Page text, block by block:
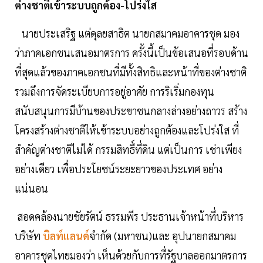
ต่างชาติเข้าระบบถูกต้อง-โปร่งใส
นายประเสริฐ แต่ดุลยสาธิต นายกสมาคมอาคารชุด มอง
ว่าภาคเอกชนเสนอมาตรการ ครั้งนี้เป็นข้อเสนอที่รอบด้าน
ที่สุดแล้วของภาคเอกชนที่มีทั้งสิทธิและหน้าที่ของต่างชาติ
รวมถึงการจัดระเบียบการอยู่อาศัย การริเริ่มกองทุน
สนับสนุนการมีบ้านของประขาชนกลางล่างอย่างถาวร สร้าง
โครงสร้างต่างชาติให้เข้าระบบอย่างถูกต้องและโปร่งใส ที่
สำคัญต่างชาติไม่ได้ กรรมสิทธื์ที่ดิน แต่เป็นการ เช่าเพียง
อย่างเดียว เพื่อประโยชน์ระยะยาวของประเทศ อย่าง
แน่นอน
สอดคล้องนายชัยรัตน์ ธรรมพีร ประธานเจ้าหน้าที่บริหาร
บริษัท บิลท์แลนด์จำกัด (มหาชน)และ อุปนายกสมาคม
อาคารชุดไทยมองว่า เห็นด้วยกับการที่รัฐบาลออกมาตรการ